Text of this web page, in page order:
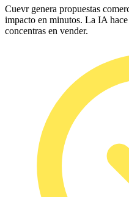
Cuevr genera propuestas
impacto en minutos. La IA
concentras en vender.